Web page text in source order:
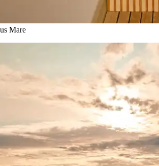
Mare